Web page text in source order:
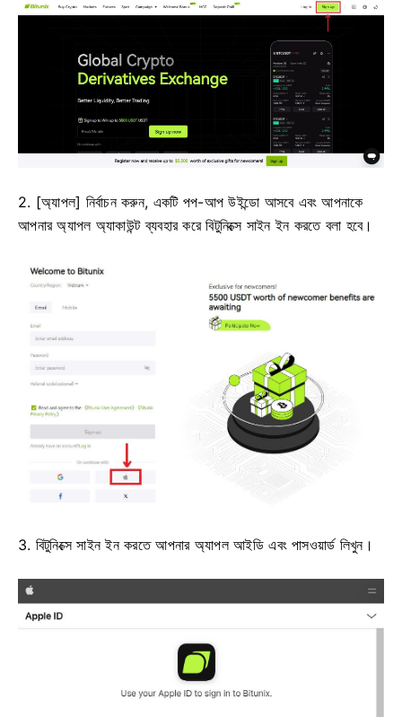
2. [অ্যাপল] নির্বাচন করুন, একটি পপ-আপ উইন্ডো আসবে এবং আপনাকে
আপনার অ্যাপল অ্যাকাউন্ট ব্যবহার করে বিটুনিক্সে সাইন ইন করতে বলা হবে।
3. বিটুনিক্সে সাইন ইন করতে আপনার অ্যাপল আইডি এবং পাসওয়ার্ড লিখুন।